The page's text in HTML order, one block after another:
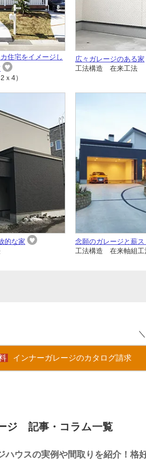
住宅をイメージし
4）
広々ガレージのある家
工法構造 在来工法
的な家
念願のガレージと薪
工法構造 在来軸組工
インナーガレージのカタログ請求
ジ 記事・コラム一覧
ハウスの実例や間取りを紹介！格